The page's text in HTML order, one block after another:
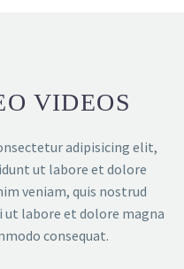
VIDEOS
adipisicing elit,
ut labore et dolore
veniam, quis nostrud
labore et dolore magna
consequat.